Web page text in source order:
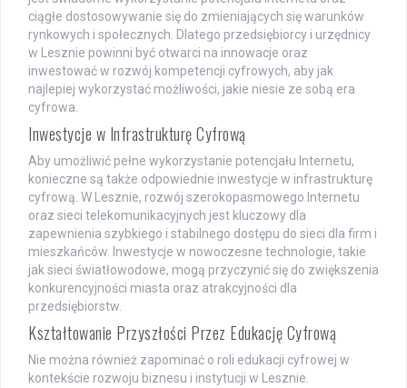
ciągłe dostosowywanie się do zmieniających się warunków
rynkowych i społecznych. Dlatego przedsiębiorcy i urzędnicy
w Lesznie powinni być otwarci na innowacje oraz
inwestować w rozwój kompetencji cyfrowych, aby jak
najlepiej wykorzystać możliwości, jakie niesie ze sobą era
cyfrowa.
Inwestycje w Infrastrukturę Cyfrową
Aby umożliwić pełne wykorzystanie potencjału Internetu,
konieczne są także odpowiednie inwestycje w infrastrukturę
cyfrową. W Lesznie, rozwój szerokopasmowego Internetu
oraz sieci telekomunikacyjnych jest kluczowy dla
zapewnienia szybkiego i stabilnego dostępu do sieci dla firm i
mieszkańców. Inwestycje w nowoczesne technologie, takie
jak sieci światłowodowe, mogą przyczynić się do zwiększenia
konkurencyjności miasta oraz atrakcyjności dla
przedsiębiorstw.
Kształtowanie Przyszłości Przez Edukację Cyfrową
Nie można również zapominać o roli edukacji cyfrowej w
kontekście rozwoju biznesu i instytucji w Lesznie.